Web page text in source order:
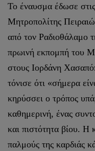
Το έναυσμα έδωσε
Μητροπολίτης
από τον Ραδιοθάλαμο
πρωινή εκπομπή του
στους Ιορδάνη
τόνισε ότι «σήμερα
κηρύσσει ο τρόπος
καθημερινή, ένας
και πιστότητα βίου. Η
παλμούς της καρδιάς